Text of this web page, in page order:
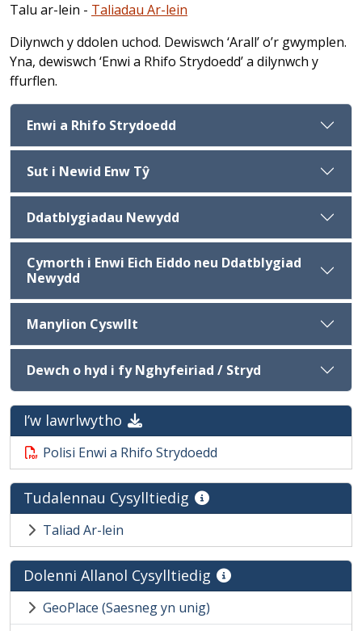
Talu ar-lein - Taliadau Ar-lein
Dilynwch y ddolen uchod. Dewiswch ‘Arall’ o’r gwymplen.
Yna, dewiswch ‘Enwi a Rhifo Strydoedd’ a dilynwch y
ffurflen.
Enwi a Rhifo Strydoedd
Sut i Newid Enw Tŷ
Ddatblygiadau Newydd
Cymorth i Enwi Eich Eiddo neu Ddatblygiad
Newydd
Manylion Cyswllt
Dewch o hyd i fy Nghyfeiriad / Stryd
I’w lawrlwytho
Polisi Enwi a Rhifo Strydoedd
Tudalennau Cysylltiedig
Taliad Ar-lein
Dolenni Allanol Cysylltiedig
GeoPlace (Saesneg yn unig)